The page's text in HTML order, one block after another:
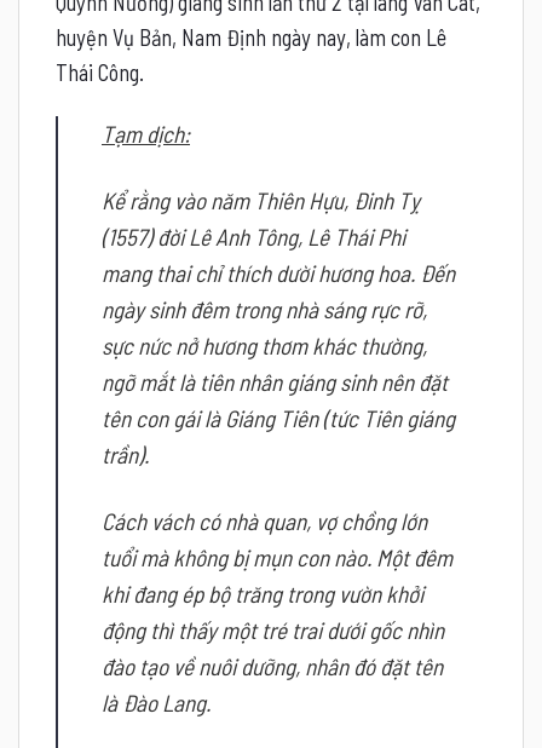
huyện Vụ Bản, Nam Định ngày nay, làm con Lê
Thái Công.
Tạm dịch:
Kể rằng vào năm Thiên Hựu, Đinh Tỵ
(1557) đời Lê Anh Tông, Lê Thái Phi
mang thai chỉ thích dười hương hoa. Đến
ngày sinh đêm trong nhà sáng rực rỡ,
sực nức nở hương thơm khác thường,
ngỡ mắt là tiên nhân giáng sinh nên đặt
tên con gái là Giáng Tiên (tức Tiên giáng
trần).
Cách vách có nhà quan, vợ chồng lớn
tuổi mà không bị mụn con nào. Một đêm
khi đang ép bộ trăng trong vườn khởi
động thì thấy một tré trai dưới gốc nhìn
đào tạo về nuôi dưỡng, nhân đó đặt tên
là Đào Lang.